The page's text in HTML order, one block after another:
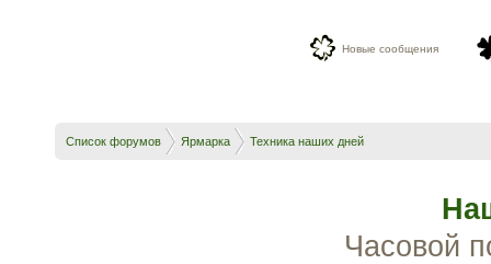
Новые сообщения
Список форумов Ярмарка Техника наших дней
Часовой